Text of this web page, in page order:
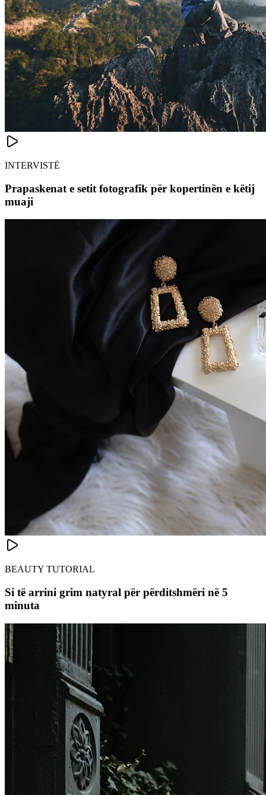
INTERVISTË
Prapaskenat e setit fotografik për kopertinën e këtij
muaji
BEAUTY TUTORIAL
Si të arrini grim natyral për përditshmëri në 5
minuta